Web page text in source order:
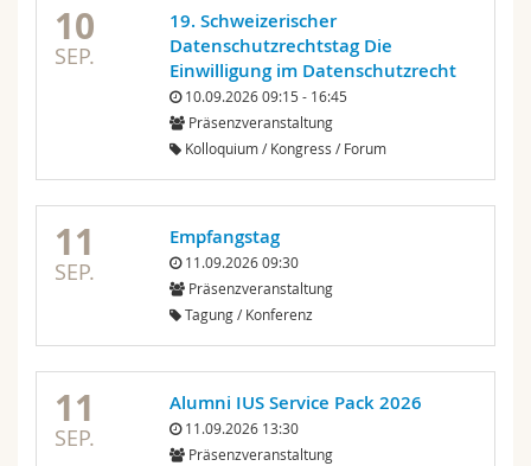
Fak. für Erziehungs- und Bildungswissenschaften
Math.-Nat. und Med. Fak.
Forschende
Bibliotheken
MyUnifr
10
SEP.
19. Schweizerischer
Datenschutzrechtstag Die
Einwilligung im Datenschutzrecht
10.09.2026 09:15 - 16:45
Präsenzveranstaltung
Kolloquium / Kongress / Forum
11
SEP.
Empfangstag
11.09.2026 09:30
Präsenzveranstaltung
Tagung / Konferenz
11
SEP.
Alumni IUS Service Pack 2026
11.09.2026 13:30
Präsenzveranstaltung